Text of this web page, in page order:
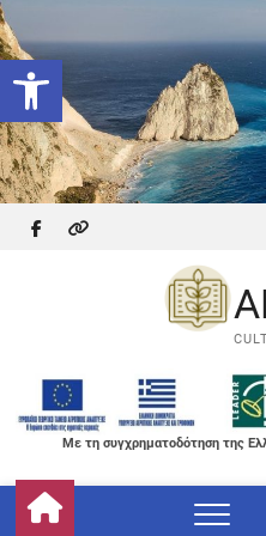
Ανοίξτε τη
Skip
to
content
facebook
themefreesia
Με τη συγχρηματοδότηση της